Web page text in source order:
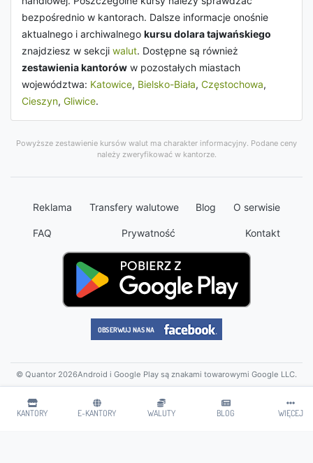
KANTORY E-KANTORY WALUTY BLOG WIĘCEJ
bezpośrednio w kantorach. Dalsze informacje onośnie
aktualnego i archiwalnego kursu dolara tajwańskiego
znajdziesz w sekcji walut. Dostępne są również
zestawienia kantorów w pozostałych miastach
województwa: Katowice, Bielsko-Biała, Częstochowa,
Cieszyn, Gliwice.
Powyższe zestawienie kursów walut ma charakter informacyjny. Podane ceny
należy zweryfikować w kantorze.
Reklama Transfery walutowe Blog O serwisie
FAQ Prywatność Kontakt
© Quantor 2026Android i Google Play są znakami towarowymi Google LLC.